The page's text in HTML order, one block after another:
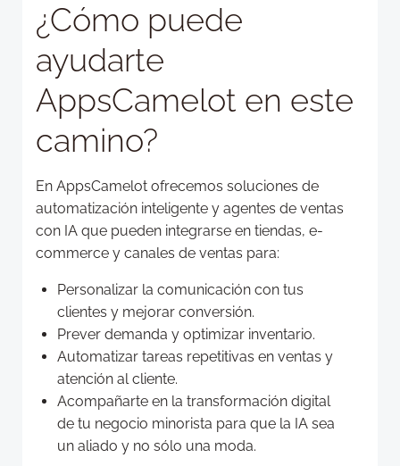
¿Cómo puede
ayudarte
AppsCamelot en este
camino?
En AppsCamelot ofrecemos soluciones de
automatización inteligente y agentes de ventas
con IA que pueden integrarse en tiendas, e-
commerce y canales de ventas para:
Personalizar la comunicación con tus
clientes y mejorar conversión.
Prever demanda y optimizar inventario.
Automatizar tareas repetitivas en ventas y
atención al cliente.
Acompañarte en la transformación digital
de tu negocio minorista para que la IA sea
un aliado y no sólo una moda.